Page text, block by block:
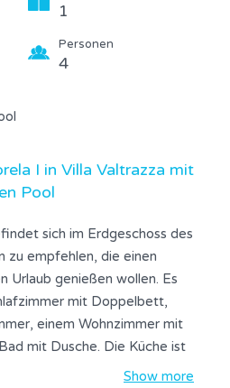
1
Personen
4
I in Villa Valtrazza mit
Pool
sich im Erdgeschoss des
zu empfehlen, die einen
Urlaub genießen wollen. Es
mit Doppelbett,
einem Wohnzimmer mit
mit Dusche. Die Küche ist
Kühlschrank mitShow more